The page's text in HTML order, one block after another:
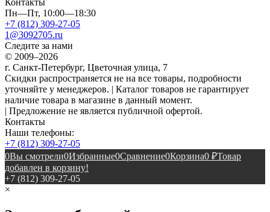
Контакты
Пн—Пт, 10:00—18:30
+7 (812) 309-27-05
1@3092705.ru
Следите за нами
© 2009–2026
г. Санкт-Петербург, Цветочная улица, 7
Скидки распространяется не на все товары, подробности
уточняйте у менеджеров. | Каталог товаров не гарантирует
наличие товара в магазине в данный момент.
| Предложение не является публичной офертой.
Контакты
Наши телефоны:
+7 (812) 309-27-05
0Вы смотрели0Избранные0Сравнение0Корзина0 ₽Товар
добавлен в корзину!
+7 (812) 309-27-05
×